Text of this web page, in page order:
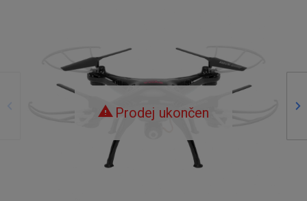
Prodej ukončen